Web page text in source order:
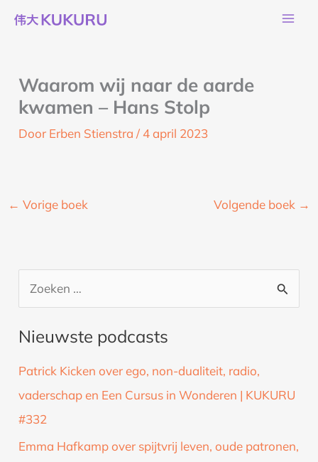
naar
Waarom wij naar de aarde
kwamen – Hans Stolp
Door Erben Stienstra/ 4 april 2023
← Vorige boek Volgende boek →
e
k
a
Nieuwste podcasts
Patrick Kicken over ego, non-dualiteit, radio,
vaderschap en Een Cursus in Wonderen | KUKURU
#332
Emma Hafkamp over spijtvrij leven, oude patronen,